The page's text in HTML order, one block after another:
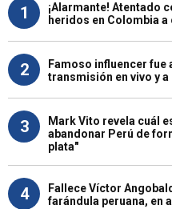
1
¡Alarmante! Atentado
heridos en Colombia
2
Famoso influencer fue
transmisión en vivo y
3
Mark Vito revela cuál
abandonar Perú de
plata"
4
Fallece Víctor
farándula peruana, en